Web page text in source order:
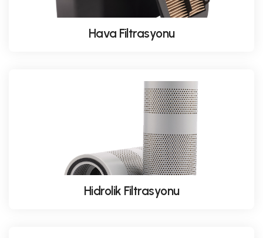
Hava Filtrasyonu
Hidrolik Filtrasyonu